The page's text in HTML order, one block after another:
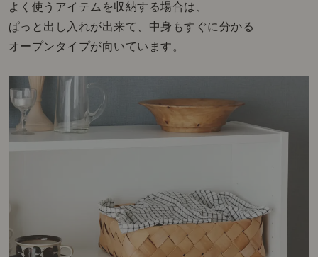
よく使うアイテムを収納する場合は、
ぱっと出し入れが出来て、中身もすぐに分かる
オープンタイプが向いています。